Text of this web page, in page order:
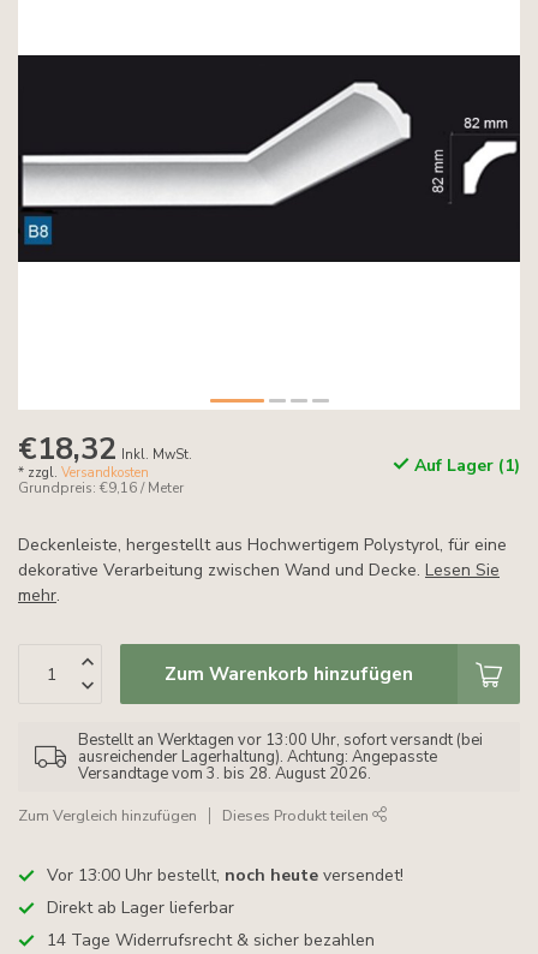
€18,32 Inkl. MwSt.
* zzgl. Versandkosten
Grundpreis: €9,16 / Meter
Auf Lager (1)
Deckenleiste, hergestellt aus Hochwertigem Polystyrol, für eine
dekorative Verarbeitung zwischen Wand und Decke. Lesen Sie
mehr.
Zum Warenkorb hinzufügen
Bestellt an Werktagen vor 13:00 Uhr, sofort versandt (bei
ausreichender Lagerhaltung). Achtung: Angepasste
Versandtage vom 3. bis 28. August 2026.
Zum Vergleich hinzufügen Dieses Produkt teilen
Vor 13:00 Uhr bestellt, noch heute versendet!
Direkt ab Lager lieferbar
14 Tage Widerrufsrecht & sicher bezahlen